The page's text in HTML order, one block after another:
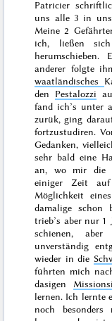
Patricier
uns alle 3 in
Meine 2
ich, ließen
anderer folgte
waatländisches
den Pestalozzi
fand ich’s unter
zurük, ging
fortzustudiren.
Gedanken,
sehr bald eine
an, wo mir die
einiger Zeit
Möglichkeit
damalige schon
trieb’s aber nur 1
schienen,
unverständig
wieder in die
führten mich
dasigen
lernen. Ich lernte
noch besonders